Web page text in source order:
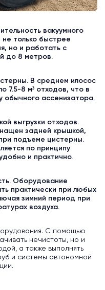
вакуумного
не только быстрее
но и работать с
до 8 метров.
В среднем илосос
7.5-8 м³ отходов, что в
обычного ассенизатора.
выгрузки отходов.
задней крышкой,
подъеме цистерны.
по принципу
и практично.
Оборудование
практически при любых
зимний период при
воздуха.
С помощью
нечистоты, но и
а также выполнять
и системы автономной